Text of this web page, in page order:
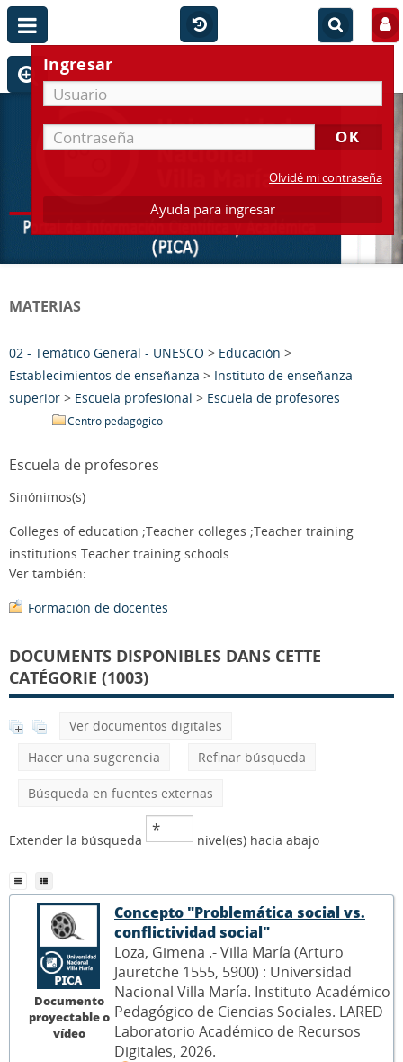
Ingresar
Olvidé mi contraseña
Ayuda para ingresar
MATERIAS
02 - Temático General - UNESCO > Educación >
Establecimientos de enseñanza > Instituto de enseñanza
superior > Escuela profesional > Escuela de profesores
Centro pedagógico
Escuela de profesores
Sinónimos(s)
Colleges of education ;Teacher colleges ;Teacher training
institutions Teacher training schools
Ver también:
Formación de docentes
DOCUMENTS DISPONIBLES DANS CETTE
CATÉGORIE (1003)
Ver documentos digitales
Hacer una sugerencia
Refinar búsqueda
Búsqueda en fuentes externas
Extender la búsqueda nivel(es) hacia abajo
Documento
proyectable o
vídeo
Concepto "Problemática social vs.
conflictividad social"
Loza, Gimena .- Villa María (Arturo
Jauretche 1555, 5900) : Universidad
Nacional Villa María. Instituto Académico
Pedagógico de Ciencias Sociales. LARED
Laboratorio Académico de Recursos
Digitales, 2026.